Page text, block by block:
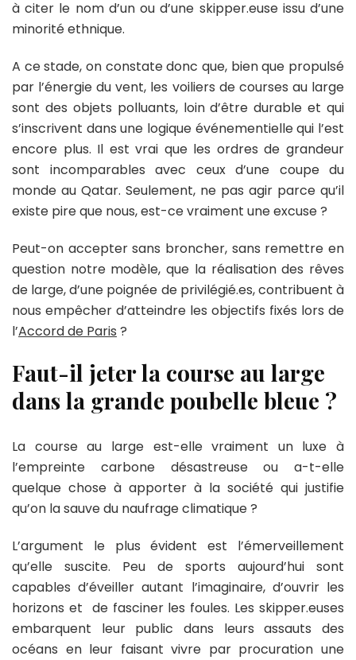
à citer le nom d’un ou d’une skipper.euse issu d’une
minorité ethnique.
A ce stade, on constate donc que, bien que propulsé
par l’énergie du vent, les voiliers de courses au large
sont des objets polluants, loin d’être durable et qui
s’inscrivent dans une logique événementielle qui l’est
encore plus. Il est vrai que les ordres de grandeur
sont incomparables avec ceux d’une coupe du
monde au Qatar. Seulement, ne pas agir parce qu’il
existe pire que nous, est-ce vraiment une excuse ?
Peut-on accepter sans broncher, sans remettre en
question notre modèle, que la réalisation des rêves
de large, d’une poignée de privilégié.es, contribuent à
nous empêcher d’atteindre les objectifs fixés lors de
l’Accord de Paris ?
Faut-il jeter la course au large
dans la grande poubelle bleue ?
La course au large est-elle vraiment un luxe à
l’empreinte carbone désastreuse ou a-t-elle
quelque chose à apporter à la société qui justifie
qu’on la sauve du naufrage climatique ?
L’argument le plus évident est l’émerveillement
qu’elle suscite. Peu de sports aujourd’hui sont
capables d’éveiller autant l’imaginaire, d’ouvrir les
horizons et de fasciner les foules. Les skipper.euses
embarquent leur public dans leurs assauts des
océans en leur faisant vivre par procuration une